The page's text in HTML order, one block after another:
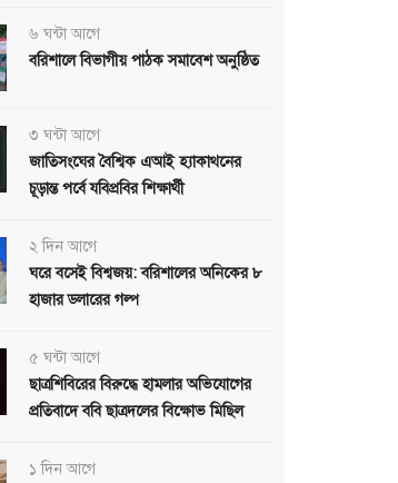
৬ ঘন্টা আগে
বরিশালে বিভাগীয় পাঠক সমাবেশ অনুষ্ঠিত
৩ ঘন্টা আগে
জাতিসংঘের বৈশ্বিক এআই হ্যাকাথনের
চূড়ান্ত পর্বে যবিপ্রবির শিক্ষার্থী
২ দিন আগে
ঘরে বসেই বিশ্বজয়: বরিশালের অনিকের ৮
হাজার ডলারের গল্প
৫ ঘন্টা আগে
ছাত্রশিবিরের বিরুদ্ধে হামলার অভিযোগের
প্রতিবাদে ববি ছাত্রদলের বিক্ষোভ মিছিল
১ দিন আগে